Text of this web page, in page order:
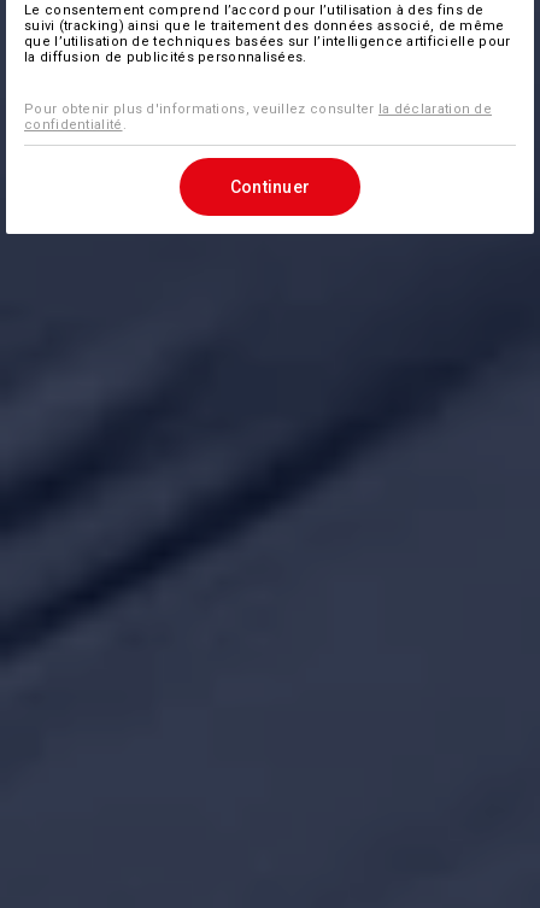
Le consentement comprend l’accord pour l’utilisation à des fins de
suivi (tracking) ainsi que le traitement des données associé, de même
que l’utilisation de techniques basées sur l’intelligence artificielle pour
la diffusion de publicités personnalisées.
Pour obtenir plus d'informations, veuillez consulter la déclaration de
confidentialité
Continuer